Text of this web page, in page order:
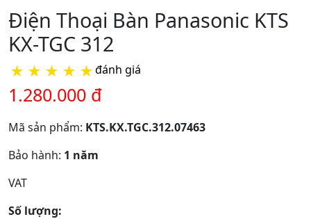
Điện Thoại Bàn Panasonic KTS
KX-TGC 312
★ ★ ★ ★ ★đánh giá
1.280.000 đ
Mã sản phẩm: KTS.KX.TGC.312.07463
Bảo hành: 1 năm
VAT
Số lượng: